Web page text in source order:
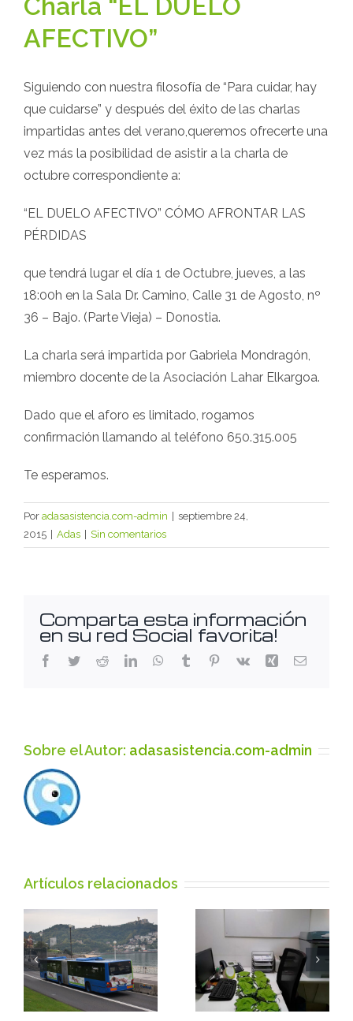
Charla “EL DUELO
AFECTIVO”
Siguiendo con nuestra filosofía de “Para cuidar, hay
que cuidarse” y después del éxito de las charlas
impartidas antes del verano,queremos ofrecerte una
vez más la posibilidad de asistir a la charla de
octubre correspondiente a:
“EL DUELO AFECTIVO” CÓMO AFRONTAR LAS
PÉRDIDAS
que tendrá lugar el día 1 de Octubre, jueves, a las
18:00h en la Sala Dr. Camino, Calle 31 de Agosto, nº
36 – Bajo. (Parte Vieja) – Donostia.
La charla será impartida por Gabriela Mondragón,
miembro docente de la Asociación Lahar Elkargoa.
Dado que el aforo es limitado, rogamos
confirmación llamando al teléfono 650.315.005
Te esperamos.
Por adasasistencia.com-admin
septiembre 24,
2015
Adas Sin comentarios
Comparta esta información
en su red Social favorita!
Facebook
TwitterRedditLinkedInWhatsApp
Tumblr Pinterest
Vk Xing Correo
Sobre el Autor: adasasistencia.com-admin
Artículos relacionados
El
contagio
de la
solidaridad
Fidel
Delgado
«Morir no
es lo que